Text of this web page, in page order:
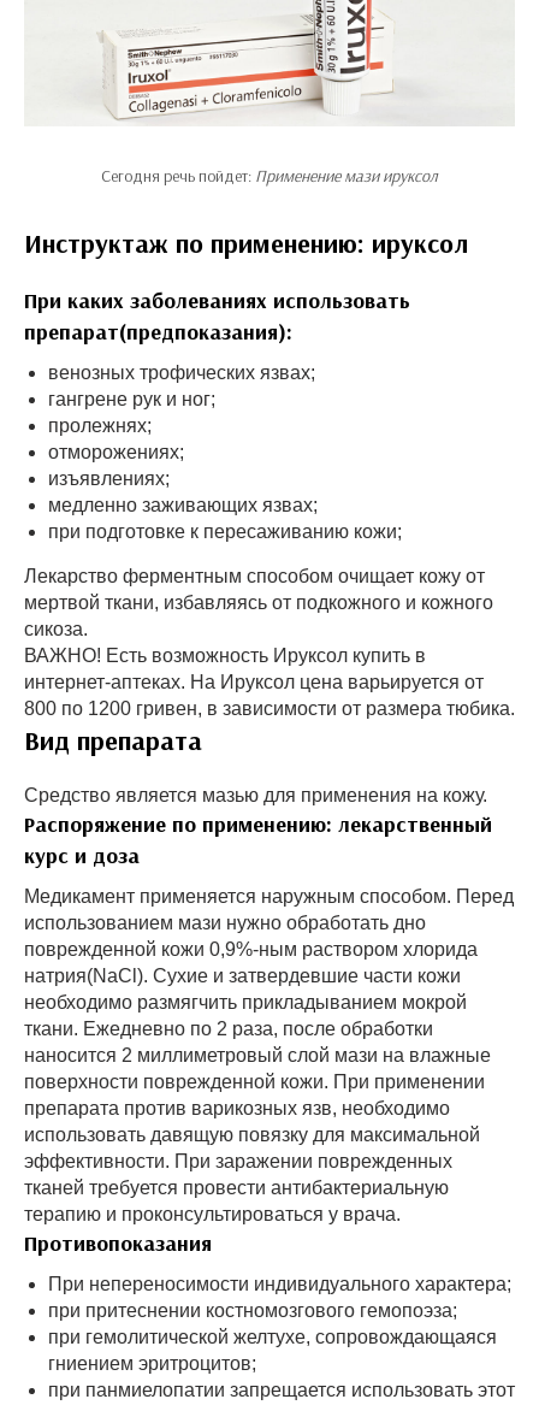
Сегодня речь пойдет: Применение мази ируксол
Инструктаж по применению: ируксол
При каких заболеваниях использовать
препарат(предпоказания):
венозных трофических язвах;
гангрене рук и ног;
пролежнях;
отморожениях;
изъявлениях;
медленно заживающих язвах;
при подготовке к пересаживанию кожи;
Лекарство ферментным способом очищает кожу от
мертвой ткани, избавляясь от подкожного и кожного
сикоза.
ВАЖНО! Есть возможность Ируксол купить в
интернет-аптеках. На Ируксол цена варьируется от
800 по 1200 гривен, в зависимости от размера тюбика.
Вид препарата
Средство является мазью для применения на кожу.
Распоряжение по применению: лекарственный
курс и доза
Медикамент применяется наружным способом. Перед
использованием мази нужно обработать дно
поврежденной кожи 0,9%-ным раствором хлорида
натрия(NaCl). Сухие и затвердевшие части кожи
необходимо размягчить прикладыванием мокрой
ткани. Ежедневно по 2 раза, после обработки
наносится 2 миллиметровый слой мази на влажные
поверхности поврежденной кожи. При применении
препарата против варикозных язв, необходимо
использовать давящую повязку для максимальной
эффективности. При заражении поврежденных
тканей требуется провести антибактериальную
терапию и проконсультироваться у врача.
Противопоказания
При непереносимости индивидуального характера;
при притеснении костномозгового гемопоэза;
при гемолитической желтухе, сопровождающаяся
гниением эритроцитов;
при панмиелопатии запрещается использовать этот